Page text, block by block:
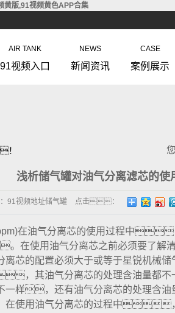
黄版,91视频黄色APP合集
AIR TANK
91视频入口
NEWS
新闻资讯
CASE
案例展示
！
浅析储气罐对油气分离滤芯的
91视频地址储气罐
点击：
在油气分离芯的使用过程中
在使用油气分离芯之前必须要了解
的配置必须大于或等于星锐机械储
，其油气分离芯的处理含油量都
样，还有油气分离芯的处理含
在使用油气分离芯的过程中